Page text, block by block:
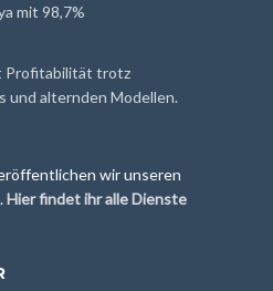
mit 98,7%
Profitabilität trotz
und alternden Modellen.
wir unseren
Hier findet ihr alle Dienste